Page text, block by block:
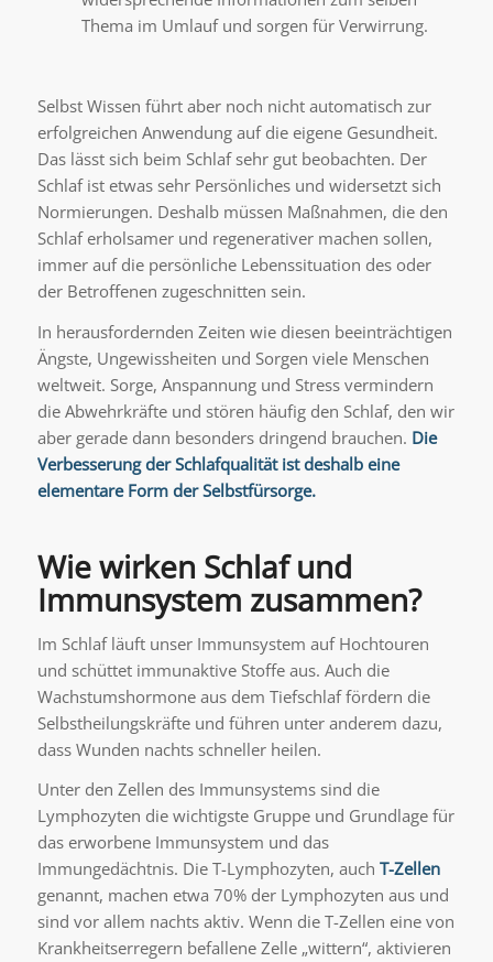
Thema im Umlauf und sorgen für Verwirrung.
Selbst Wissen führt aber noch nicht automatisch zur
erfolgreichen Anwendung auf die eigene Gesundheit.
Das lässt sich beim Schlaf sehr gut beobachten. Der
Schlaf ist etwas sehr Persönliches und widersetzt sich
Normierungen. Deshalb müssen Maßnahmen, die den
Schlaf erholsamer und regenerativer machen sollen,
immer auf die persönliche Lebenssituation des oder
der Betroffenen zugeschnitten sein.
In herausfordernden Zeiten wie diesen beeinträchtigen
Ängste, Ungewissheiten und Sorgen viele Menschen
weltweit. Sorge, Anspannung und Stress vermindern
die Abwehrkräfte und stören häufig den Schlaf, den wir
aber gerade dann besonders dringend brauchen. Die
Verbesserung der Schlafqualität ist deshalb eine
elementare Form der Selbstfürsorge.
Wie wirken Schlaf und
Immunsystem zusammen?
Im Schlaf läuft unser Immunsystem auf Hochtouren
und schüttet immunaktive Stoffe aus. Auch die
Wachstumshormone aus dem Tiefschlaf fördern die
Selbstheilungskräfte und führen unter anderem dazu,
dass Wunden nachts schneller heilen.
Unter den Zellen des Immunsystems sind die
Lymphozyten die wichtigste Gruppe und Grundlage für
das erworbene Immunsystem und das
Immungedächtnis. Die T-Lymphozyten, auch T-Zellen
genannt, machen etwa 70% der Lymphozyten aus und
sind vor allem nachts aktiv. Wenn die T-Zellen eine von
Krankheitserregern befallene Zelle „wittern“, aktivieren